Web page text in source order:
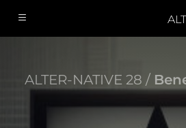
ALTER-NATIVE 28 /